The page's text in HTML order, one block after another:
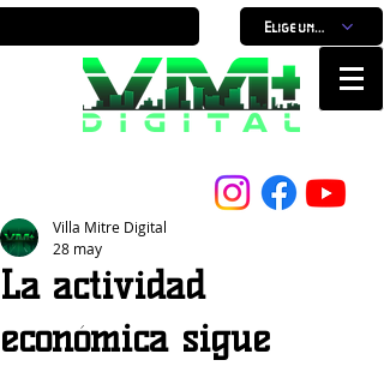
Elige un horario
La actividad
económica sigue
Villa Mitre Digital
28 may